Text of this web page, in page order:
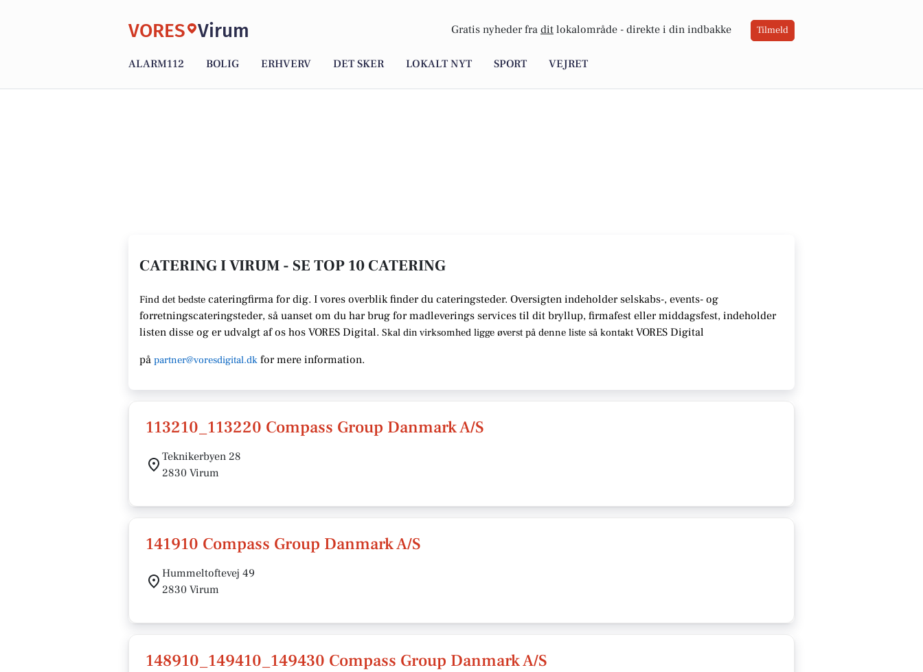
VORES Virum Gratis nyheder fra dit lokalområde - direkte i din indbakke Tilmeld
ALARM112 BOLIG ERHVERV DET SKER LOKALT NYT SPORT VEJRET
CATERING I VIRUM - SE TOP 10 CATERING
Find det bedste cateringfirma for dig. I vores overblik finder du cateringsteder. Oversigten indeholder selskabs-, events- og
forretningscateringsteder, så uanset om du har brug for madleverings services til dit bryllup, firmafest eller middagsfest, indeholder
listen disse og er udvalgt af os hos VORES Digital. Skal din virksomhed ligge øverst på denne liste så kontakt VORES Digital
på partner@voresdigital.dk for mere information.
113210_113220 Compass Group Danmark A/S
Teknikerbyen 28
2830 Virum
141910 Compass Group Danmark A/S
Hummeltoftevej 49
2830 Virum
148910_149410_149430 Compass Group Danmark A/S